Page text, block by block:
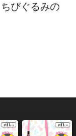
びぐるみの